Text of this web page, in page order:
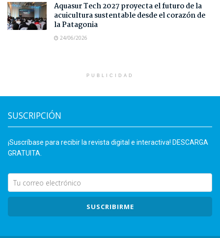
Aquasur Tech 2027 proyecta el futuro de la
acuicultura sustentable desde el corazón de
la Patagonia
24/06/2026
PUBLICIDAD
SUSCRIPCIÓN
¡Suscríbase para recibir la revista digital e interactiva! DESCARGA
GRATUITA.
SUSCRIBIRME